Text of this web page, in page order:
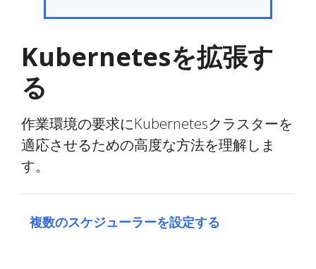
Kubernetesを拡張す
る
作業環境の要求にKubernetesクラスターを
適応させるための高度な方法を理解しま
す。
複数のスケジューラーを設定する